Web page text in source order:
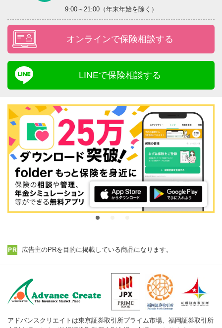
9:00～21:00（年末年始を除く）
オンラインで保険相談する
LINEで保険相談する
広告主のPRを目的に掲載している商品になります。
アドバンスクリエイトは東京証券取引所プライム市場、福岡証券取引所